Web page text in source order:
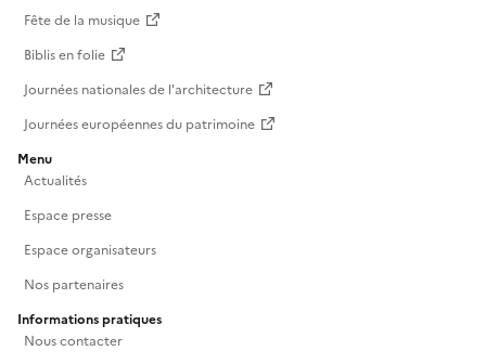
Réserver
Fête de la musique
Biblis en folie
Journées nationales de l'architecture
Journées européennes du patrimoine
Menu
Actualités
Espace presse
Espace organisateurs
Nos partenaires
Informations pratiques
Nous contacter